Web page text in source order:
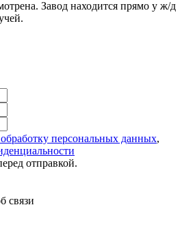
Завод находится прямо у ж/д
обработку персональных данных,
отправкой.
связи